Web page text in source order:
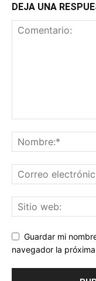
DEJA UNA
Guardar mi
navegador la